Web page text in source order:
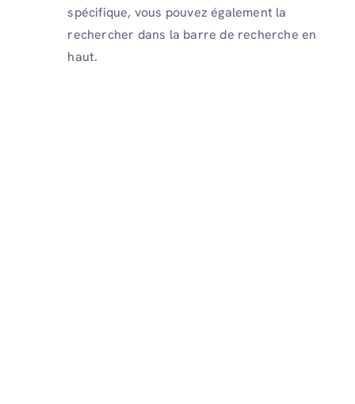
spécifique, vous pouvez également la
rechercher dans la barre de recherche en
haut.